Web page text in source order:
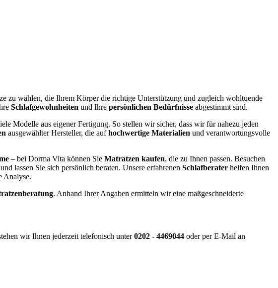
zu wählen, die Ihrem Körper die richtige Unterstützung und zugleich wohltuende
Schlafgewohnheiten und Ihre persönlichen Bedürfnisse abgestimmt sind.
Modelle aus eigener Fertigung. So stellen wir sicher, dass wir für nahezu jeden
ausgewählter Hersteller, die aufhochwertige Materialien und verantwortungsvolle
– bei Dorma Vita können Sie Matratzen kaufen, die zu Ihnen passen. Besuchen
und lassen Sie sich persönlich beraten. Unsere erfahrenen Schlafberater helfen Ihnen
Analyse.
. Anhand Ihrer Angaben ermitteln wir eine maßgeschneiderte
wir Ihnen jederzeit telefonisch unter0202 - 4469044 oder per E-Mail an